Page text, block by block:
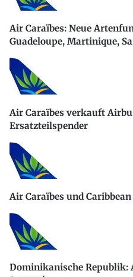
Air Caraïbes: Neue
Guadeloupe, Martinique,
Air Caraïbes verkauft
Ersatzteilspender
Air Caraïbes und
Dominikanische Republik: